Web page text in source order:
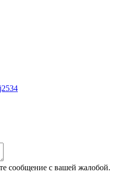
сообщение с вашей жалобой.